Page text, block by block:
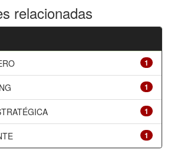
relacionadas
1
1
1
1